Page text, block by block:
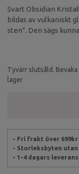
Svart Obsidian
bildas av vulkaniskt
sten”. Den sägs
negativ energi och
Tyvärr slutsåld.
lager
- Fri frakt över 699kr
- Storleksbyten utan
- 1-4 dagars leverans